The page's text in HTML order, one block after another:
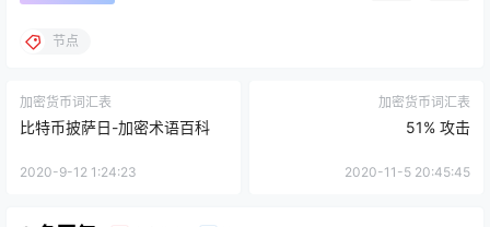
节点
加密货币词汇表
比特币披萨日-加密术语百科
2020-9-12 1:24:23
加密货币词汇表
51% 攻击
2020-11-5 20:45:45